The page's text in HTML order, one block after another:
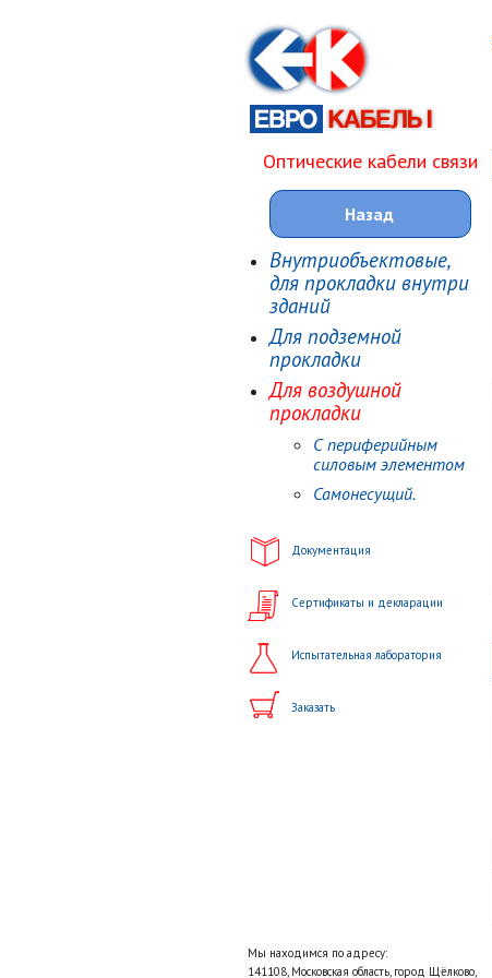
Оптические кабели связи
Назад
Внутриобъектовые,
для прокладки внутри
зданий
Для подземной
прокладки
Для воздушной
прокладки
С периферийным
силовым элементом
Самонесущий.
Документация
Сертификаты и декларации
Испытательная лаборатория
Заказать
Мы находимся по адресу:
141108, Московская область, город Щёлково,